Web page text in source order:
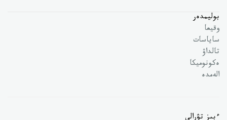
بوليمدەر
وقيعا
ساياسات
تالداۋ
ەكونوميكا
الەمدە